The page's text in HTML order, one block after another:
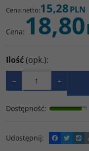
Cena netto:15,28PLN
Cena: 18,80
Ilość(opk.):
− +
Dostępność:
Udostępnij:
F
a
T
w
W
y